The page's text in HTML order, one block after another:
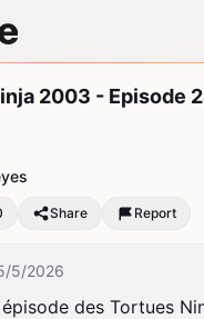
2003 - Episode
Share Report
5/2026
des Tortues